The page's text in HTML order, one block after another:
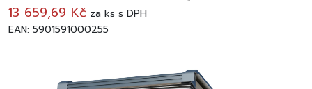
13 659,69 Kč za ks s DPH
EAN: 5901591000255